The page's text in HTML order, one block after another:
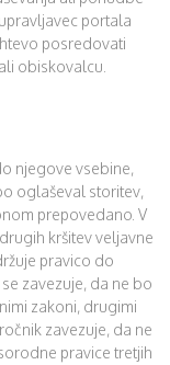
portala
posredovati
obiskovalcu.
njegove vsebine,
oglaševal storitev,
prepovedano. V
kršitev veljavne
pravico do
zavezuje, da ne bo
zakoni, drugimi
zavezuje, da ne
pravice tretjih